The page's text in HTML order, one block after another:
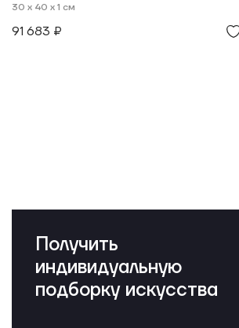
30 x 40 x 1 см
91 683 ₽
Получить
индивидуальную
подборку искусства